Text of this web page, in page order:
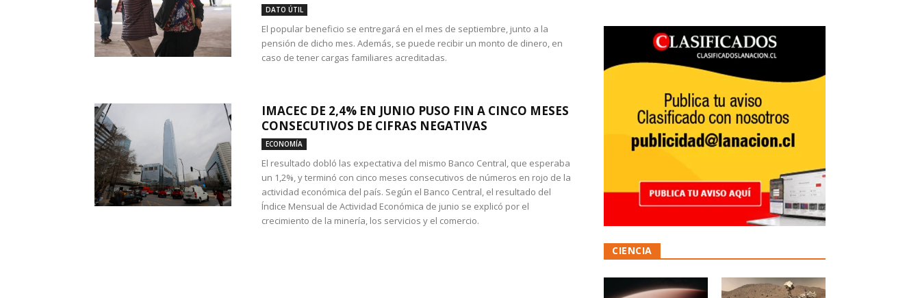
DATO ÚTIL
El popular beneficio se entregará en el mes de septiembre, junto a la
pensión de dicho mes. Además, se puede recibir un monto de dinero, en
caso de tener cargas familiares acreditadas.
IMACEC DE 2,4% EN JUNIO PUSO FIN A CINCO MESES
CONSECUTIVOS DE CIFRAS NEGATIVAS
ECONOMÍA
El resultado dobló las expectativa del mismo Banco Central, que esperaba
un 1,2%, y terminó con cinco meses consecutivos de números en rojo de la
actividad económica del país. Según el Banco Central, el resultado del
Índice Mensual de Actividad Económica de junio se explicó por el
crecimiento de la minería, los servicios y el comercio.
CIENCIA